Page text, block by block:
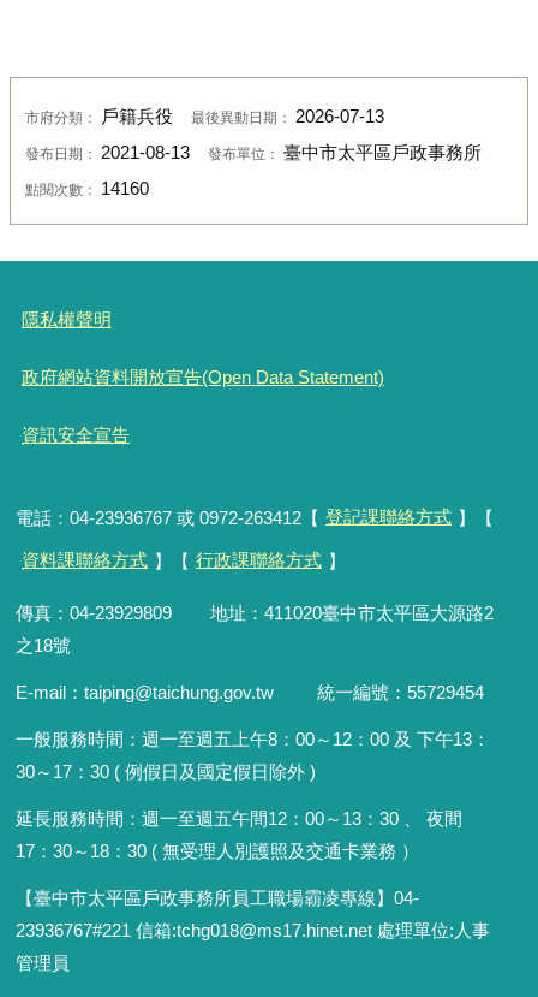
市府分類： 戶籍兵役 最後異動日期： 2026-07-13
發布日期： 2021-08-13 發布單位： 臺中市太平區戶政事務所
點閱次數： 14160
隱私權聲明
政府網站資料開放宣告(Open Data Statement)
資訊安全宣告
電話：04-23936767 或 0972-263412【 登記課聯絡方式 】【
資料課聯絡方式 】【 行政課聯絡方式 】
傳真：04-23929809 地址：411020臺中市太平區大源路2
之18號
E-mail：taiping@taichung.gov.tw 統一編號：55729454
一般服務時間： 週一至週五上午8：00～12：00 及 下午13：
30～17：30 ( 例假日及國定假日除外 )
延長服務時間：週一至週五午間12：00～ 13：30 、 夜間
17：30～ 18：30 ( 無受理人別護照及交通卡業務 ）
【臺中市太平區戶政事務所員工職場霸凌專線】04-
23936767#221 信箱:tchg018@ms17.hinet.net 處理單位:人事
管理員